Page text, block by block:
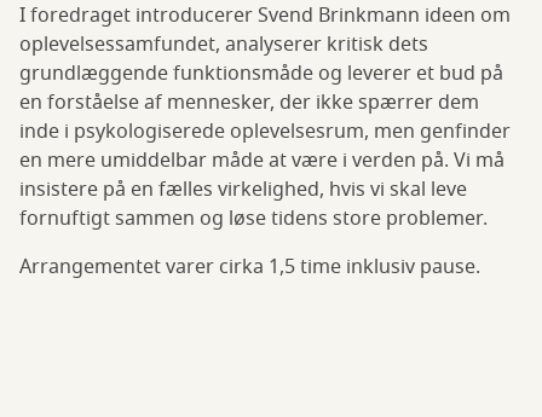
I foredraget introducerer Svend Brinkmann ideen om
oplevelsessamfundet, analyserer kritisk dets
grundlæggende funktionsmåde og leverer et bud på
en forståelse af mennesker, der ikke spærrer dem
inde i psykologiserede oplevelsesrum, men genfinder
en mere umiddelbar måde at være i verden på. Vi må
insistere på en fælles virkelighed, hvis vi skal leve
fornuftigt sammen og løse tidens store problemer.
Arrangementet varer cirka 1,5 time inklusiv pause.